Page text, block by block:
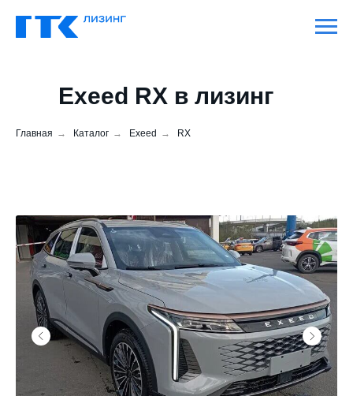
Exeed RX в лизинг
2026
Главная → Каталог → Exeed → RX